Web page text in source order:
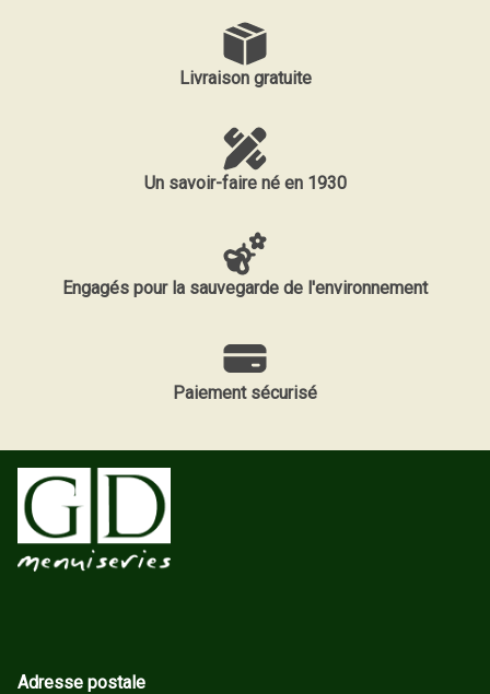
Livraison gratuite
Un savoir-faire né en 1930
Engagés pour la sauvegarde de l'environnement
Paiement sécurisé
Adresse postale